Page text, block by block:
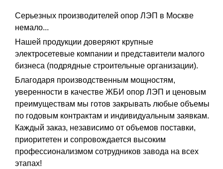
Серьезных производителей опор ЛЭП в Москве
немало...
Нашей продукции доверяют крупные
электросетевые компании и представители малого
бизнеса (подрядные строительные организации).
Благодаря производственным мощностям,
уверенности в качестве ЖБИ опор ЛЭП и ценовым
преимуществам мы готов закрывать любые объемы
по годовым контрактам и индивидуальным заявкам.
Каждый заказ, независимо от объемов поставки,
приоритетен и сопровождается высоким
профессионализмом сотрудников завода на всех
этапах!